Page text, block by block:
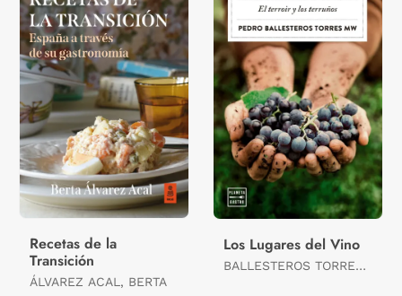
Recetas de la
Transición
ÁLVAREZ ACAL, BERTA
Los Lugares del Vino
BALLESTEROS TORRES,